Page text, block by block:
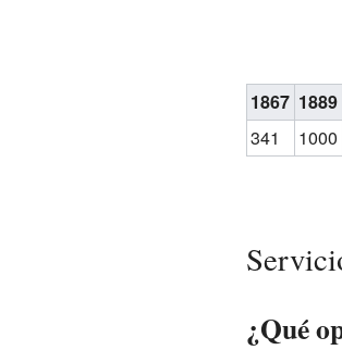
1867 1889
341
1000
¿Qué